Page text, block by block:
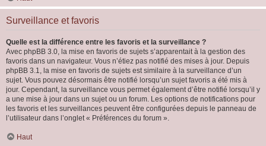
Surveillance et favoris
Quelle est la différence entre les favoris et la surveillance ?
Avec phpBB 3.0, la mise en favoris de sujets s’apparentait à la gestion des
favoris dans un navigateur. Vous n’étiez pas notifié des mises à jour. Depuis
phpBB 3.1, la mise en favoris de sujets est similaire à la surveillance d’un
sujet. Vous pouvez désormais être notifié lorsqu’un sujet favoris a été mis à
jour. Cependant, la surveillance vous permet également d’être notifié lorsqu’il y
a une mise à jour dans un sujet ou un forum. Les options de notifications pour
les favoris et les surveillances peuvent être configurées depuis le panneau de
l’utilisateur dans l’onglet « Préférences du forum ».
Haut